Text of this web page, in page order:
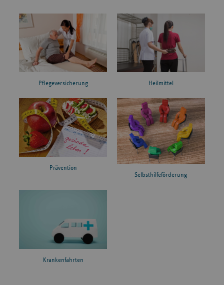
Pflegeversicherung Heilmittel
Prävention
Selbsthilfeförderung
Krankenfahrten